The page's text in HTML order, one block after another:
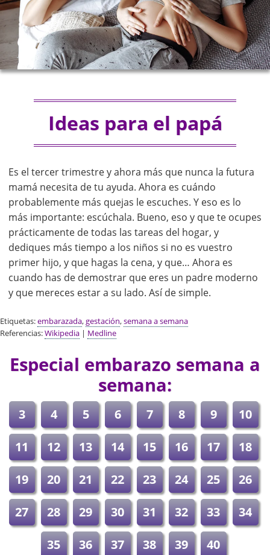
Ideas para el papá
Es el tercer trimestre y ahora más que nunca la futura
mamá necesita de tu ayuda. Ahora es cuándo
probablemente más quejas le escuches. Y eso es lo
más importante: escúchala. Bueno, eso y que te ocupes
prácticamente de todas las tareas del hogar, y
dediques más tiempo a los niños si no es vuestro
primer hijo, y que hagas la cena, y que… Ahora es
cuando has de demostrar que eres un padre moderno
y que mereces estar a su lado. Así de simple.
Etiquetas:embarazada,gestación,semana a semana
Referencias:Wikipedia | Medline
Especial embarazo semana a
semana:
3 4 5 6 7 8 9
10
11
12 13 14 15 16 17
18
19
20 21 22 23 24 25
26
27
28 29 30 31 32 33
34
35
36 37 38 39 40